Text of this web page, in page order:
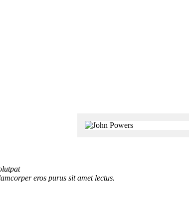
eros purus sit amet lectus.